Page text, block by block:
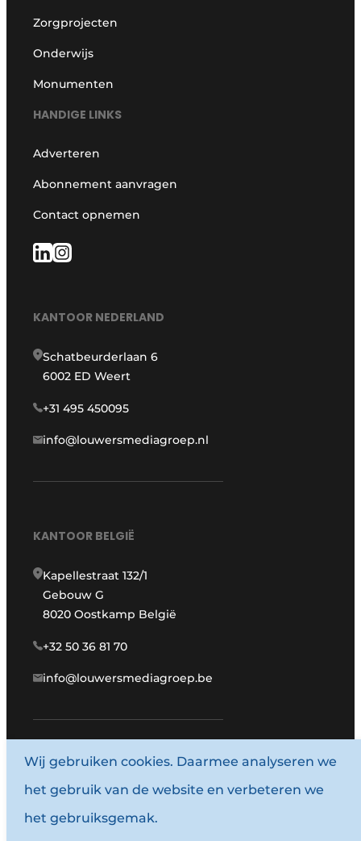
Zorgprojecten
Onderwijs
Monumenten
HANDIGE LINKS
Adverteren
Abonnement aanvragen
Contact opnemen
KANTOOR NEDERLAND
Schatbeurderlaan 6
6002 ED Weert
+31 495 450095
info@louwersmediagroep.nl
KANTOOR BELGIË
Kapellestraat 132/1
Gebouw G
8020 Oostkamp België
+32 50 36 81 70
info@louwersmediagroep.be
www.louwersmediagroep.com
© 1987 - 2026 Louwersmediagroep.
Algemene voorwaarden
Wij gebruiken cookies. Daarmee analyseren we
het gebruik van de website en verbeteren we
het gebruiksgemak.